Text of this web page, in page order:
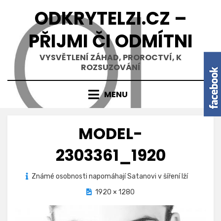
obsahu
ODKRYTELZI.CZ –
PŘIJMI ČI ODMÍTNI
VYSVĚTLENÍ ZÁHAD, PROROCTVÍ, K
ROZSUZOVÁNÍ
MENU
MODEL-
2303361_1920
Zveřejněno
6.11.2017
Známé osobnosti napomáhají Satanovi v šíření lží
1920 × 1280